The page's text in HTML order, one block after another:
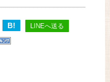
B! LINEへ送る